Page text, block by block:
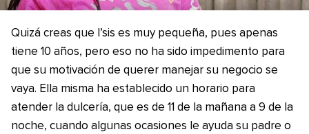
Quizá creas que I’sis es muy pequeña, pues apenas
tiene 10 años, pero eso no ha sido impedimento para
que su motivación de querer manejar su negocio se
vaya. Ella misma ha establecido un horario para
atender la dulcería, que es de 11 de la mañana a 9 de la
noche, cuando algunas ocasiones le ayuda su padre o